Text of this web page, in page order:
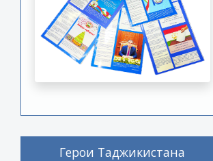
Герои Таджикистана